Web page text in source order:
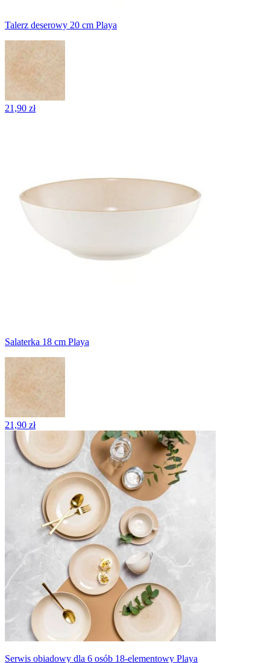
Talerz deserowy 20 cm Playa
21,90 zł
Salaterka 18 cm Playa
21,90 zł
Serwis obiadowy dla 6 osób 18-elementowy Playa